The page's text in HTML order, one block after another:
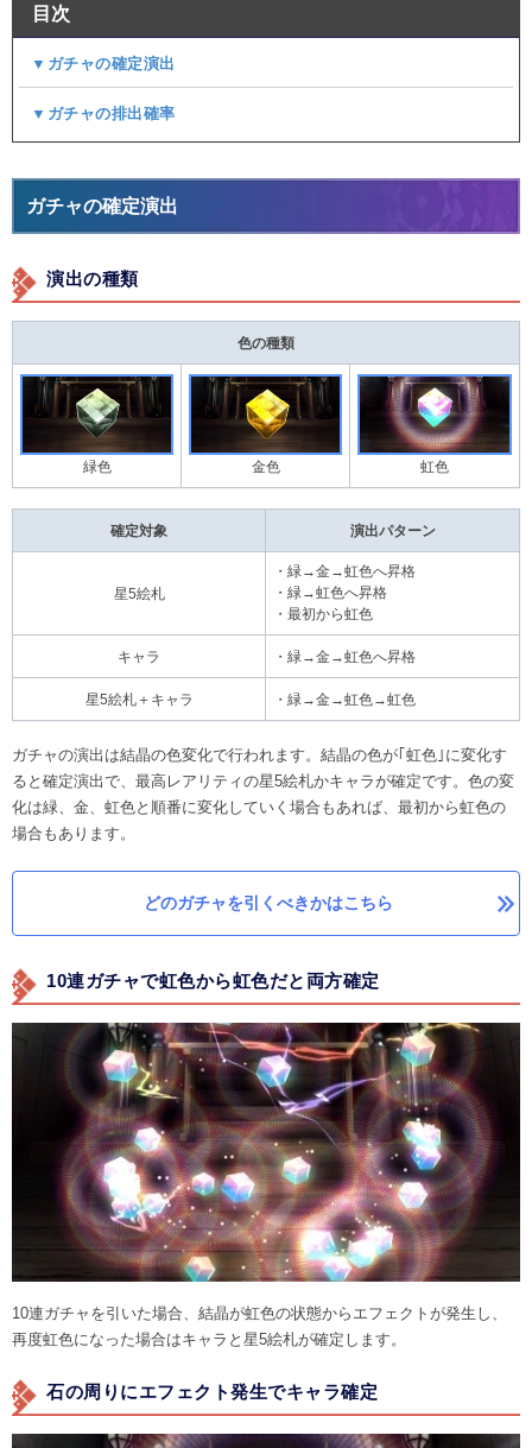
目次
▼ガチャの確定演出
▼ガチャの排出確率
ガチャの確定演出
演出の種類
色の種類
緑色 金色 虹色
確定対象 演出パターン
星5絵札
・緑→金→虹色へ昇格
・緑→虹色へ昇格
・最初から虹色
キャラ ・緑→金→虹色へ昇格
星5絵札＋キャラ ・緑→金→虹色→虹色
ガチャの演出は結晶の色変化で行われます。結晶の色が｢虹色｣に変化す
ると確定演出で、最高レアリティの星5絵札かキャラが確定です。色の変
化は緑、金、虹色と順番に変化していく場合もあれば、最初から虹色の
場合もあります。
どのガチャを引くべきかはこちら
10連ガチャで虹色から虹色だと両方確定
10連ガチャを引いた場合、結晶が虹色の状態からエフェクトが発生し、
再度虹色になった場合はキャラと星5絵札が確定します。
石の周りにエフェクト発生でキャラ確定